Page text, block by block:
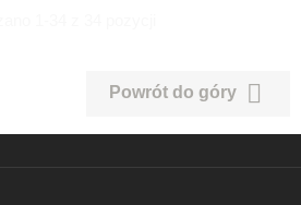
Powrót do góry 